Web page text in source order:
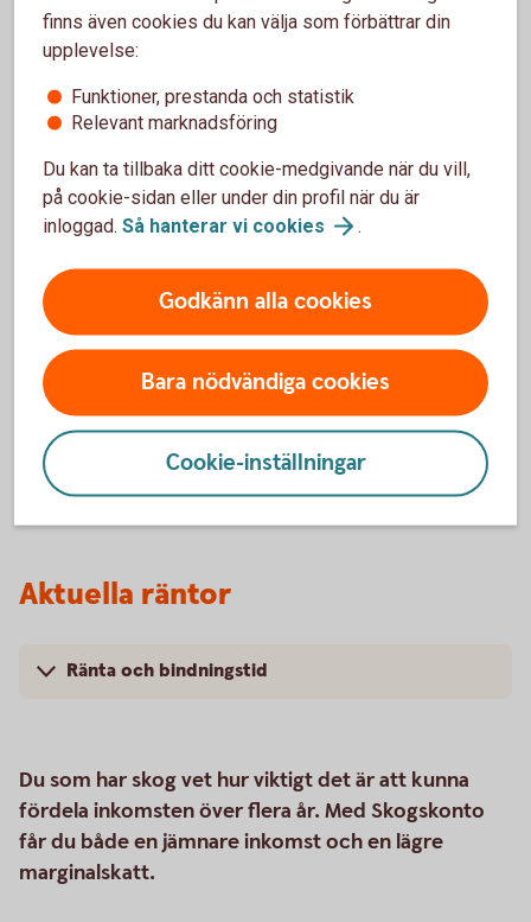
avvakta med att öppna ett Skogskonto.
skillnaden
Söker du istället ett
transaktionskonto för ditt
företag?
Läs mer här om vårt företagskonto, ett transaktionskonto
för samtliga in- och utbetalningar.
Företagskonto
Aktuella räntor
Ränta och bindningstid
Du som har skog vet hur viktigt det är att kunna
fördela inkomsten över flera år. Med Skogskonto
får du både en jämnare inkomst och en lägre
marginalskatt.
finns även cookies du kan välja som förbättrar din
upplevelse:
Funktioner, prestanda och statistik
Relevant marknadsföring
Du kan ta tillbaka ditt cookie-medgivande när du vill,
på cookie-sidan eller under din profil när du är
inloggad. Så hanterar vi cookies .
Godkänn alla cookies
Bara nödvändiga cookies
Cookie-inställningar